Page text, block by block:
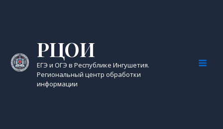
РЦОИ
ЕГЭ и ОГЭ в Республике Ингушетия.
Региональный центр обработки
информации